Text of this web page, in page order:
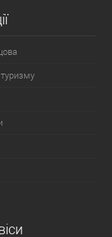
між собою.
Перший
увагу